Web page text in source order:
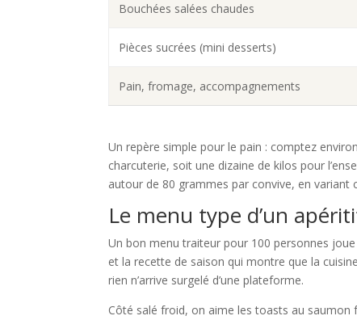
Bouchées salées chaudes
Pièces sucrées (mini desserts)
Pain, fromage, accompagnements
Un repère simple pour le pain : comptez
charcuterie, soit une dizaine de kilos pour
autour de 80 grammes par convive, en variant
Le menu type d’un
Un bon menu traiteur pour 100 personnes
et la recette de saison qui montre que la
rien n’arrive surgelé d’une plateforme.
Côté salé froid, on aime les toasts au saumon